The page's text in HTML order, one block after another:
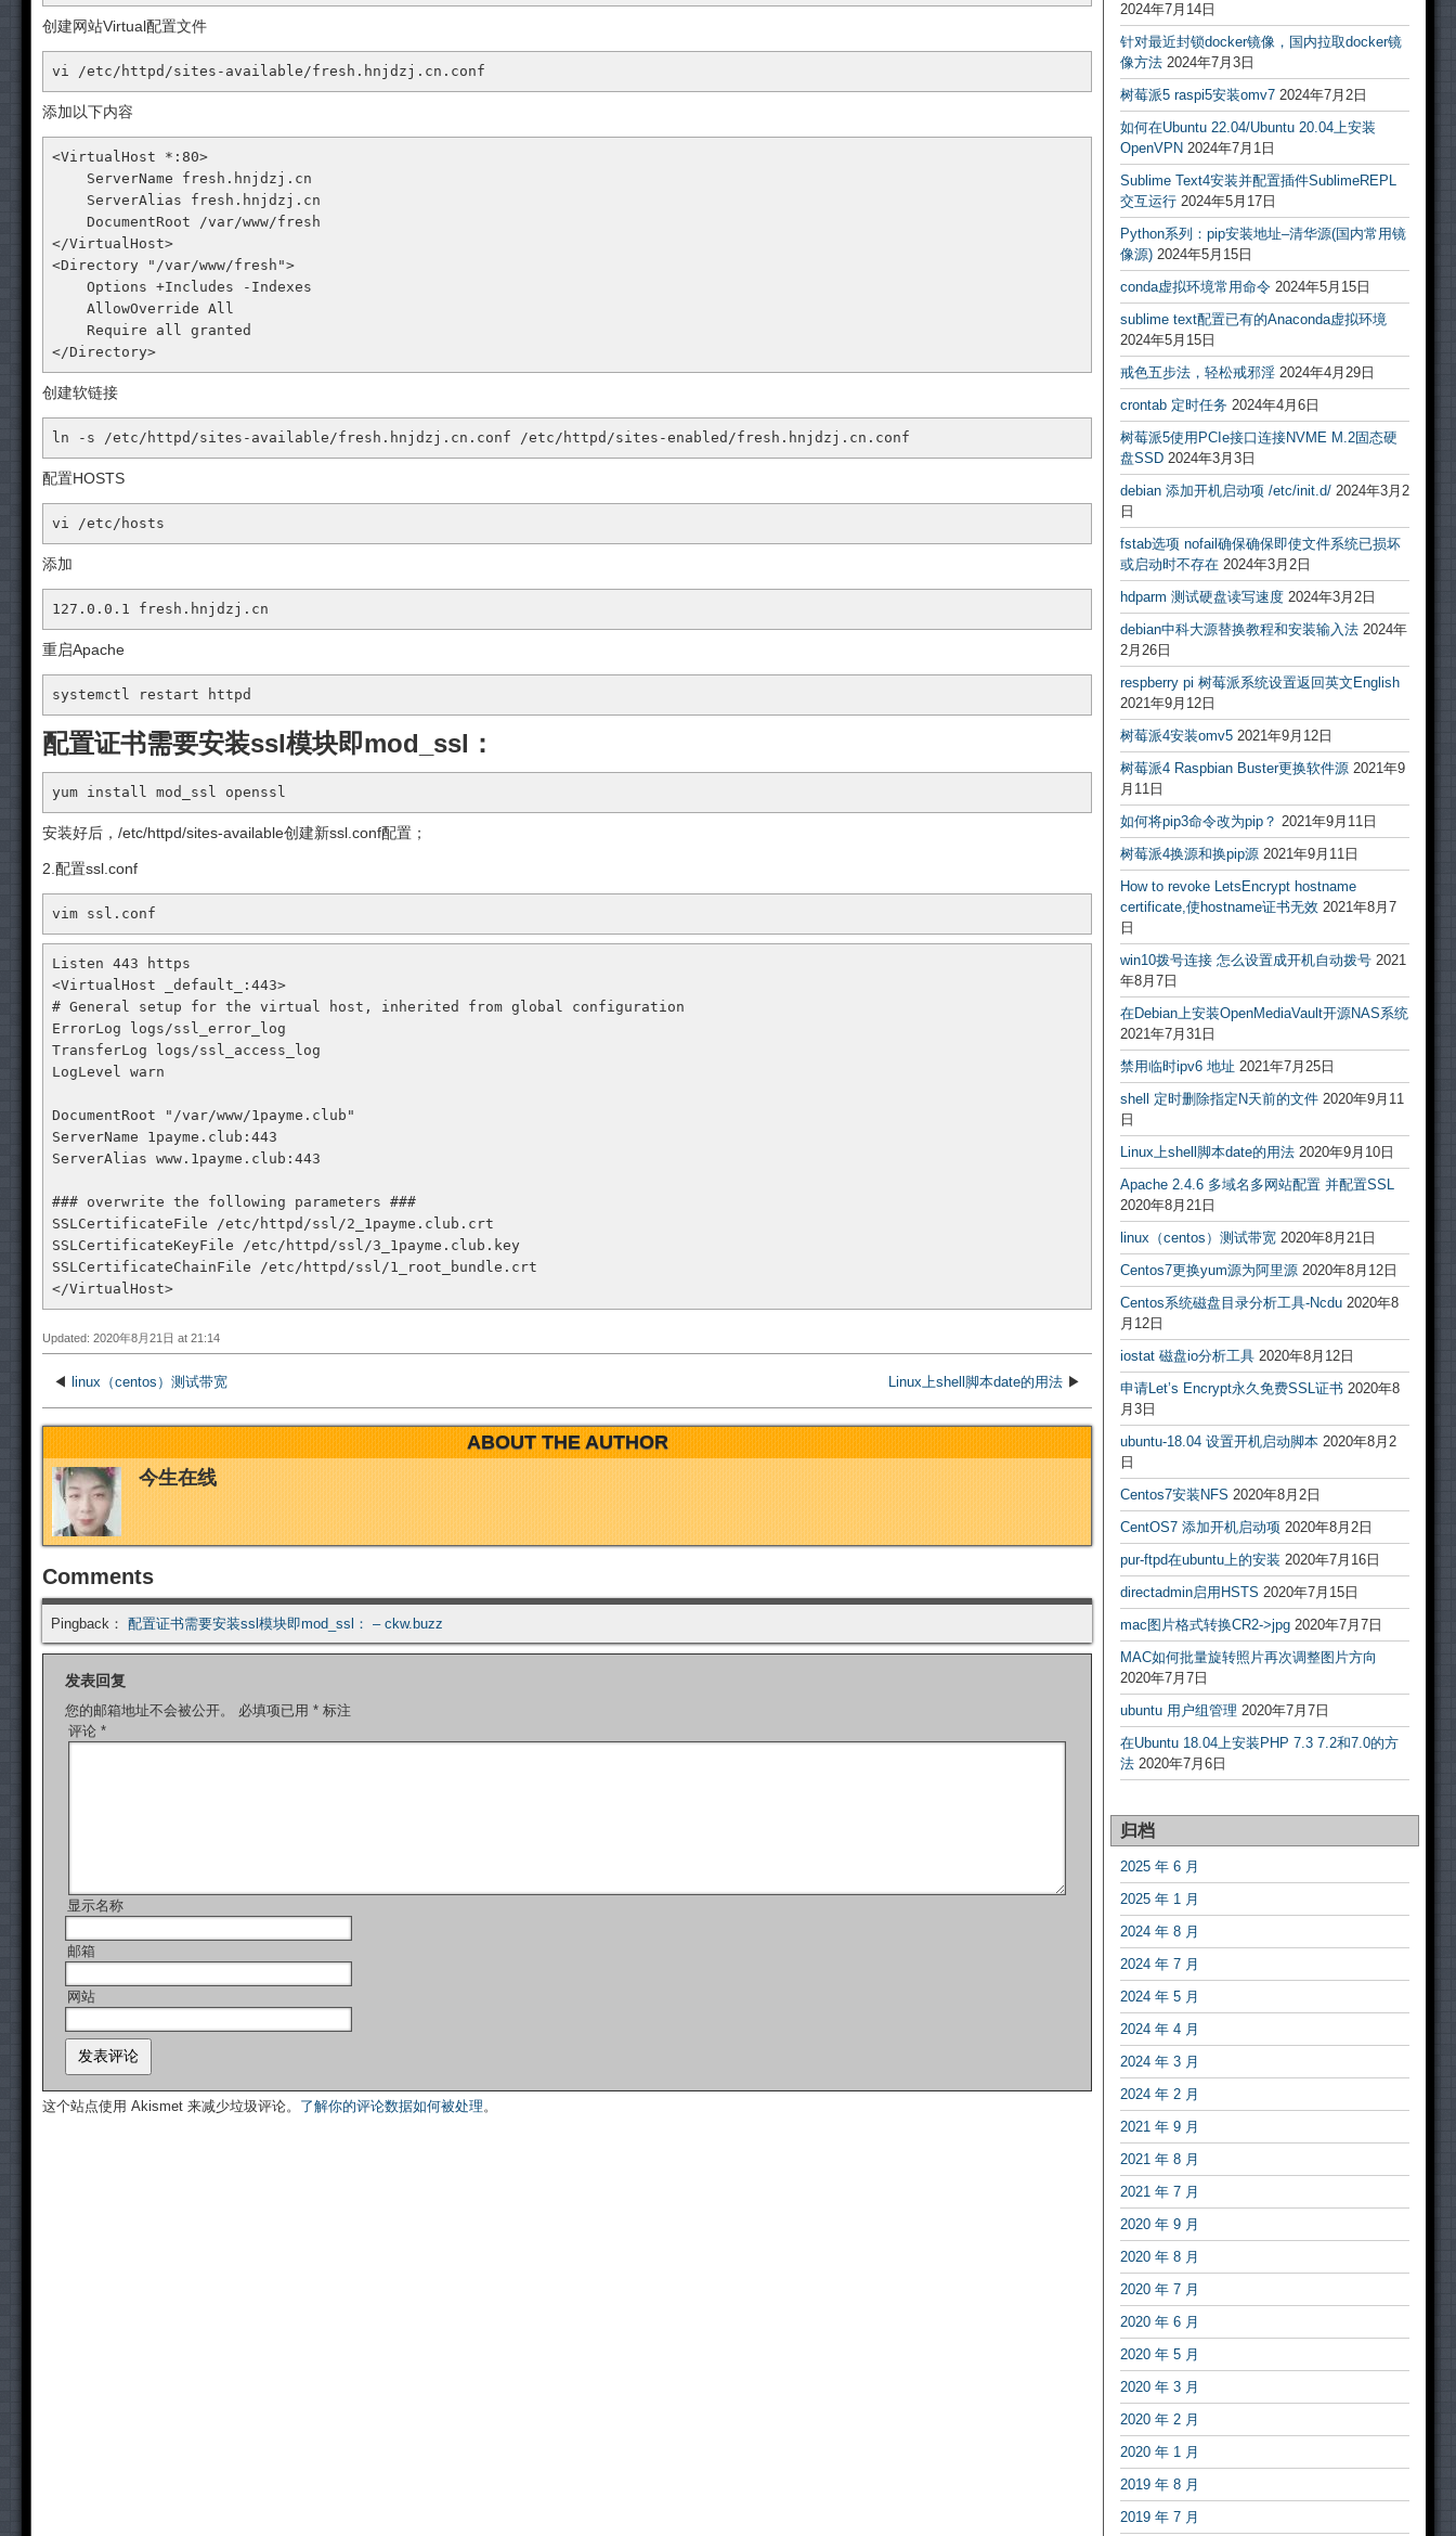
创建网站Virtual配置文件
vi /etc/httpd/sites-available/fresh .hnjdzj .cn .conf
添加以下内容
<VirtualHost *:80>
ServerName fresh.hnjdzj.cn
ServerAlias fresh.hnjdzj.cn
DocumentRoot
</VirtualHost>
<Directory "/var/www/fresh">
Options +Includes -Indexes
AllowOverride All
Require
all
</Directory>
创建软链接
ln -s /etc/httpd/sites-available/fresh .hnjdzj .cn .conf /etc/httpd/sites-enabled/fresh .hnjdzj .cn .conf
配置HOSTS
vi /etc/hosts
添加
127.0 .0 .1 fresh .hnjdzj .cn
重启Apache
systemctl restart httpd
配置证书需要安装ssl模块即mod_ssl：
yum install mod_ssl openssl
安装好后，/etc/httpd/sites-available创建新ssl.conf配置；
2.配置ssl.conf
vim ssl.conf
Listen 443 https
<VirtualHost _default_:443>
# General setup for the virtual host, inherited from global configuration
ErrorLog logs/ssl_error_log
TransferLog logs/ssl_access_log
LogLevel warn
DocumentRoot "/var/www/1payme.club"
ServerName 1payme.club:443
ServerAlias www.1payme.club:443
### overwrite the following parameters ###
SSLCertificateFile /etc/httpd/ssl/2_1payme.club.crt
SSLCertificateKeyFile /etc/httpd/ssl/3_1payme.club.key
SSLCertificateChainFile /etc/httpd/ssl/1_root_bundle.crt
</VirtualHost>
Updated: 2020年8月21日 at 21:14
◀ linux（centos）测试带宽 Linux上shell脚本date的用法 ▶
ABOUT THE AUTHOR
今生在线
Comments
Pingback： 配置证书需要安装ssl模块即mod_ssl： – ckw.buzz
发表回复
您的邮箱地址不会被公开。 必填项已用 * 标注
评论 *
显示名称
邮箱
网站
这个站点使用 Akismet 来减少垃圾评论。 了解你的评论数据如何被处理。
2024年7月14日
针对最近封锁docker镜像，国内拉取docker镜
像方法 2024年7月3日
树莓派5 raspi5安装omv7 2024年7月2日
如何在Ubuntu 22.04/Ubuntu 20.04上安装
OpenVPN 2024年7月1日
Sublime Text4安装并配置插件SublimeREPL
交互运行 2024年5月17日
Python系列：pip安装地址–清华源(国内常用镜
像源) 2024年5月15日
conda虚拟环境常用命令 2024年5月15日
sublime text配置已有的Anaconda虚拟环境
2024年5月15日
戒色五步法，轻松戒邪淫 2024年4月29日
crontab 定时任务 2024年4月6日
树莓派5使用PCIe接口连接NVME M.2固态硬
盘SSD 2024年3月3日
debian 添加开机启动项 /etc/init.d/ 2024年3月2
日
fstab选项 nofail确保确保即使文件系统已损坏
或启动时不存在 2024年3月2日
hdparm 测试硬盘读写速度 2024年3月2日
debian中科大源替换教程和安装输入法 2024年
2月26日
respberry pi 树莓派系统设置返回英文English
2021年9月12日
树莓派4安装omv5 2021年9月12日
树莓派4 Raspbian Buster更换软件源 2021年9
月11日
如何将pip3命令改为pip？ 2021年9月11日
树莓派4换源和换pip源 2021年9月11日
How to revoke LetsEncrypt hostname
certificate,使hostname证书无效 2021年8月7
日
win10拨号连接 怎么设置成开机自动拨号 2021
年8月7日
在Debian上安装OpenMediaVault开源NAS系统
2021年7月31日
禁用临时ipv6 地址 2021年7月25日
shell 定时删除指定N天前的文件 2020年9月11
日
Linux上shell脚本date的用法 2020年9月10日
Apache 2.4.6 多域名多网站配置 并配置SSL
2020年8月21日
linux（centos）测试带宽 2020年8月21日
Centos7更换yum源为阿里源 2020年8月12日
Centos系统磁盘目录分析工具-Ncdu 2020年8
月12日
iostat 磁盘io分析工具 2020年8月12日
申请Let’s Encrypt永久免费SSL证书 2020年8
月3日
ubuntu-18.04 设置开机启动脚本 2020年8月2
日
Centos7安装NFS 2020年8月2日
CentOS7 添加开机启动项 2020年8月2日
pur-ftpd在ubuntu上的安装 2020年7月16日
directadmin启用HSTS 2020年7月15日
mac图片格式转换CR2->jpg 2020年7月7日
MAC如何批量旋转照片再次调整图片方向
2020年7月7日
ubuntu 用户组管理 2020年7月7日
在Ubuntu 18.04上安装PHP 7.3 7.2和7.0的方
法 2020年7月6日
归档
2025 年 6 月
2025 年 1 月
2024 年 8 月
2024 年 7 月
2024 年 5 月
2024 年 4 月
2024 年 3 月
2024 年 2 月
2021 年 9 月
2021 年 8 月
2021 年 7 月
2020 年 9 月
2020 年 8 月
2020 年 7 月
2020 年 6 月
2020 年 5 月
2020 年 3 月
2020 年 2 月
2020 年 1 月
2019 年 8 月
2019 年 7 月